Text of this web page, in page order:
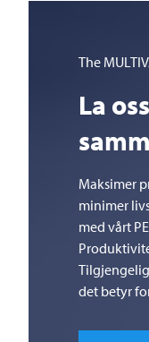
The
La
Maksimer
minimer
med vårt
det betyr